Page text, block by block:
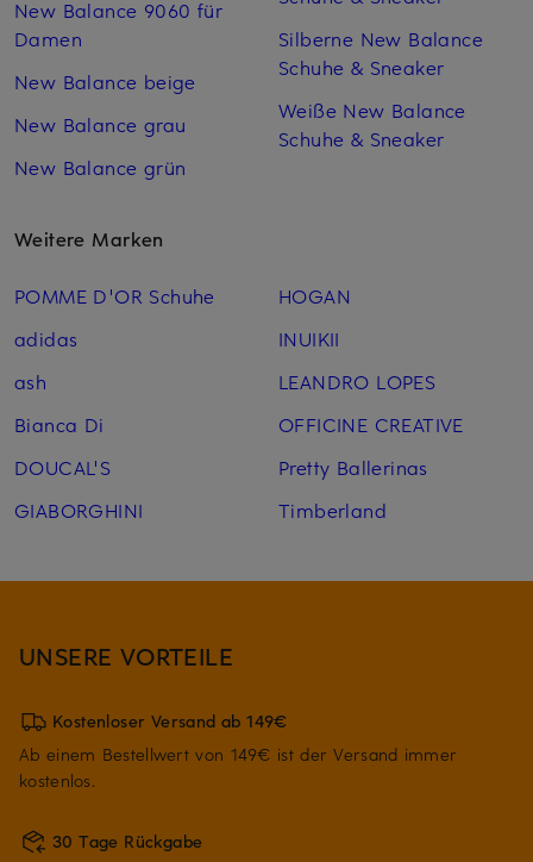
New Balance 9060 für
Damen
New Balance beige
New Balance grau
New Balance grün
Silberne New Balance
Schuhe & Sneaker
Weiße New Balance
Schuhe & Sneaker
Weitere Marken
POMME D'OR Schuhe
adidas
ash
Bianca Di
DOUCAL'S
GIABORGHINI
HOGAN
INUIKII
LEANDRO LOPES
OFFICINE CREATIVE
Pretty Ballerinas
Timberland
UNSERE VORTEILE
Kostenloser Versand ab 149€
Ab einem Bestellwert von 149€ ist der Versand immer
kostenlos.
30 Tage Rückgabe